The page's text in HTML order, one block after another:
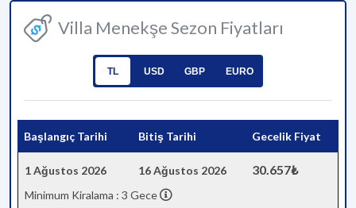
Villa Menekşe Sezon Fiyatları
TL USD GBP EURO
Başlangıç Tarihi Bitiş Tarihi Gecelik Fiyat
1 Ağustos 2026 16 Ağustos 2026 30.657₺
Minimum Kiralama : 3 Gece